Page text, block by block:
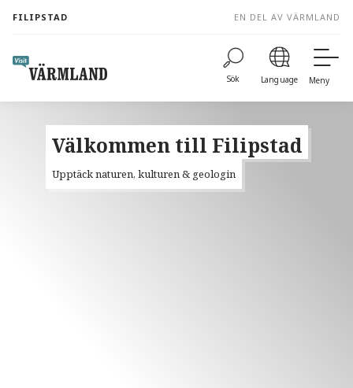
content
FILIPSTAD EN DEL AV VÄRMLAND
Sök Language Meny
Välkommen till Filipstad
Upptäck naturen, kulturen & geologin